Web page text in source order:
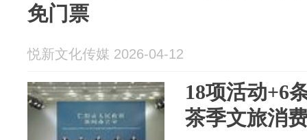
免门票
悦新文化传媒 2026-04-12
18项活动+6
茶季文旅消